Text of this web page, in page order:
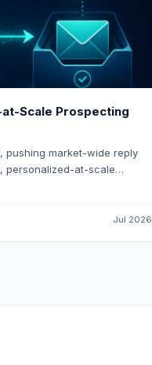
Scale Prospecting
pushing market-wide reply
personalized-at-scale
Jul 2026